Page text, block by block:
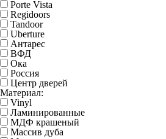
Porte Vista
Regidoors
Tandoor
Uberture
Антарес
ВФД
Ока
Россия
Центр дверей
Материал:
Vinyl
Ламинированные
МДФ крашеный
Массив дуба